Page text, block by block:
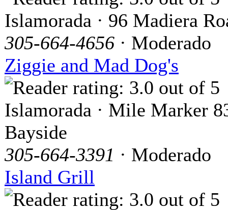
Islamorada · 96 Madiera
305-664-4656 · Moderado
Ziggie and Mad Dog's
Islamorada · Mile Marker
Bayside
305-664-3391 · Moderado
Island Grill